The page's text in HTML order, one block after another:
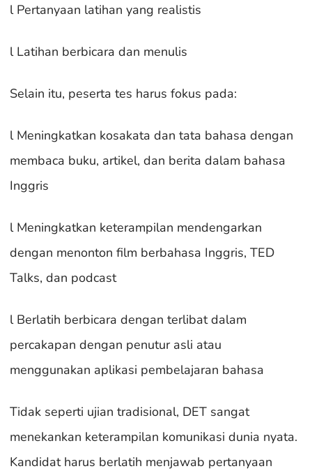
l Pertanyaan latihan yang realistis
l Latihan berbicara dan menulis
Selain itu, peserta tes harus fokus pada:
l Meningkatkan kosakata dan tata bahasa dengan
membaca buku, artikel, dan berita dalam bahasa
Inggris
l Meningkatkan keterampilan mendengarkan
dengan menonton film berbahasa Inggris, TED
Talks, dan podcast
l Berlatih berbicara dengan terlibat dalam
percakapan dengan penutur asli atau
menggunakan aplikasi pembelajaran bahasa
Tidak seperti ujian tradisional, DET sangat
menekankan keterampilan komunikasi dunia nyata.
Kandidat harus berlatih menjawab pertanyaan